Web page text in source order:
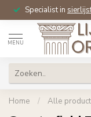
Specialist in
MENU
Home / Alle